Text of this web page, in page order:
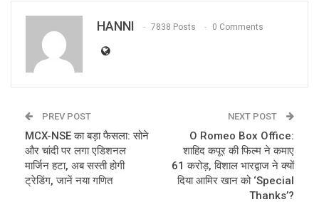
HANNI 7838 Posts 0 Comments
PREV POST
MCX-NSE का बड़ा फैसला: सोने
और चांदी पर लगा एडिशनल
मार्जिन हटा, अब सस्ती होगी
ट्रेडिंग, जानें नया गणित
NEXT POST
O Romeo Box Office:
शाहिद कपूर की फिल्म ने कमाए
61 करोड़, विशाल भारद्वाज ने क्यों
दिया आमिर खान को ‘Special
Thanks’?